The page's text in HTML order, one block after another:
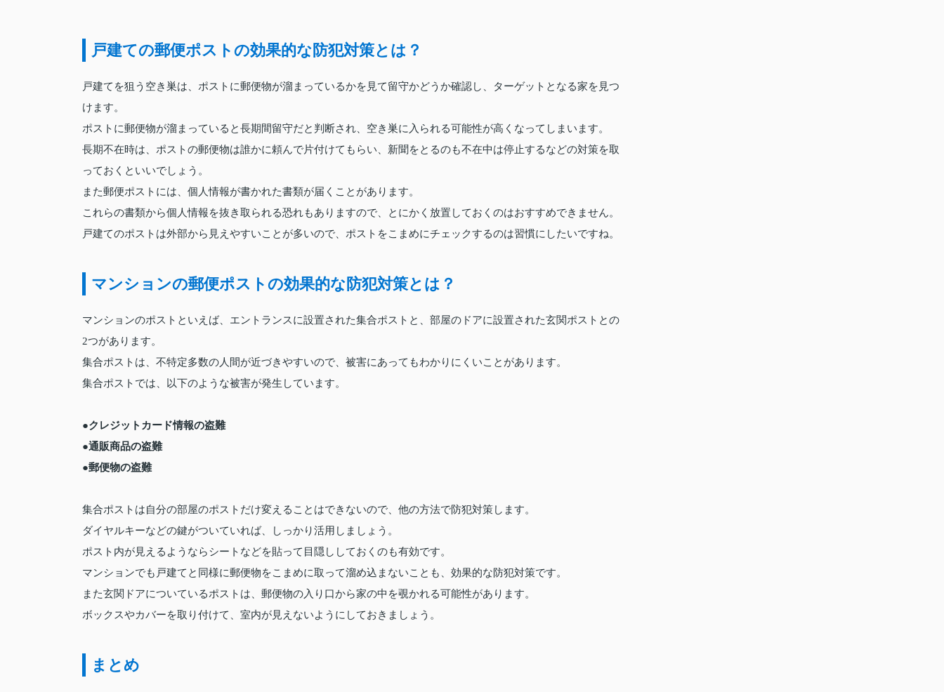
戸建ての郵便ポストの効果的な防犯対策とは？
戸建てを狙う空き巣は、ポストに郵便物が溜まっているかを見て留守かどうか確認し、ターゲットとなる家を見つ
けます。
ポストに郵便物が溜まっていると長期間留守だと判断され、空き巣に入られる可能性が高くなってしまいます。
長期不在時は、ポストの郵便物は誰かに頼んで片付けてもらい、新聞をとるのも不在中は停止するなどの対策を取
っておくといいでしょう。
また郵便ポストには、個人情報が書かれた書類が届くことがあります。
これらの書類から個人情報を抜き取られる恐れもありますので、とにかく放置しておくのはおすすめできません。
戸建てのポストは外部から見えやすいことが多いので、ポストをこまめにチェックするのは習慣にしたいですね。
マンションの郵便ポストの効果的な防犯対策とは？
マンションのポストといえば、エントランスに設置された集合ポストと、部屋のドアに設置された玄関ポストとの
2つがあります。
集合ポストは、不特定多数の人間が近づきやすいので、被害にあってもわかりにくいことがあります。
集合ポストでは、以下のような被害が発生しています。
●クレジットカード情報の盗難
●通販商品の盗難
●郵便物の盗難
集合ポストは自分の部屋のポストだけ変えることはできないので、他の方法で防犯対策します。
ダイヤルキーなどの鍵がついていれば、しっかり活用しましょう。
ポスト内が見えるようならシートなどを貼って目隠ししておくのも有効です。
マンションでも戸建てと同様に郵便物をこまめに取って溜め込まないことも、効果的な防犯対策です。
また玄関ドアについているポストは、郵便物の入り口から家の中を覗かれる可能性があります。
ボックスやカバーを取り付けて、室内が見えないようにしておきましょう。
まとめ